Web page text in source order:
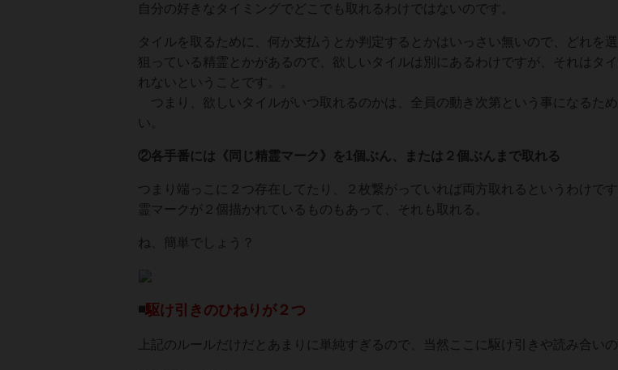
自分の好きなタイミングでどこでも取れるわけではないのです。
タイルを取るために、何か支払うとか判定するとかはいっさい無いので、どれを
狙っている精霊とかがあるので、欲しいタイルは別にあるわけですが、それはタ
れないということです。。
つまり、欲しいタイルがいつ取れるのかは、全員の動き次第という事になるた
い。
②各手番には《同じ精霊マーク》を1個ぶん、または２個ぶんまで取れる
つまり端っこに２つ存在してたり、２枚繋がっていれば両方取れるというわけで
霊マークが２個描かれているものもあって、それも取れる。
ね、簡単でしょう？
◾️駆け引きのひねりが２つ
上記のルールだけだとあまりに単純すぎるので、当然ここに駆け引きや読み合い